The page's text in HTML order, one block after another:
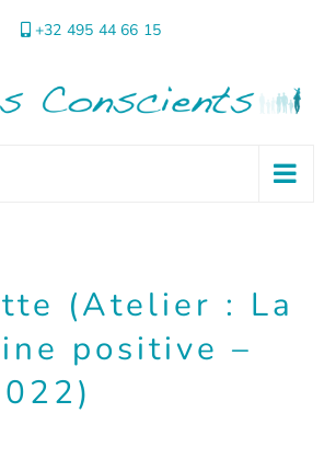
+32 495 44 66 15
(Atelier : La
positive –